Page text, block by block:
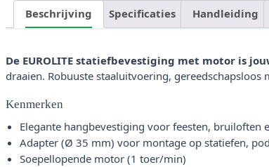
Beschrijving Specificaties Handleiding
De EUROLITE statiefbevestiging met motor is
draaien. Robuuste staaluitvoering,
Kenmerken
Elegante hangbevestiging voor feesten, bruiloften
Adapter (Ø 35 mm) voor montage op statiefen,
Soepellopende motor (1 toer/min)